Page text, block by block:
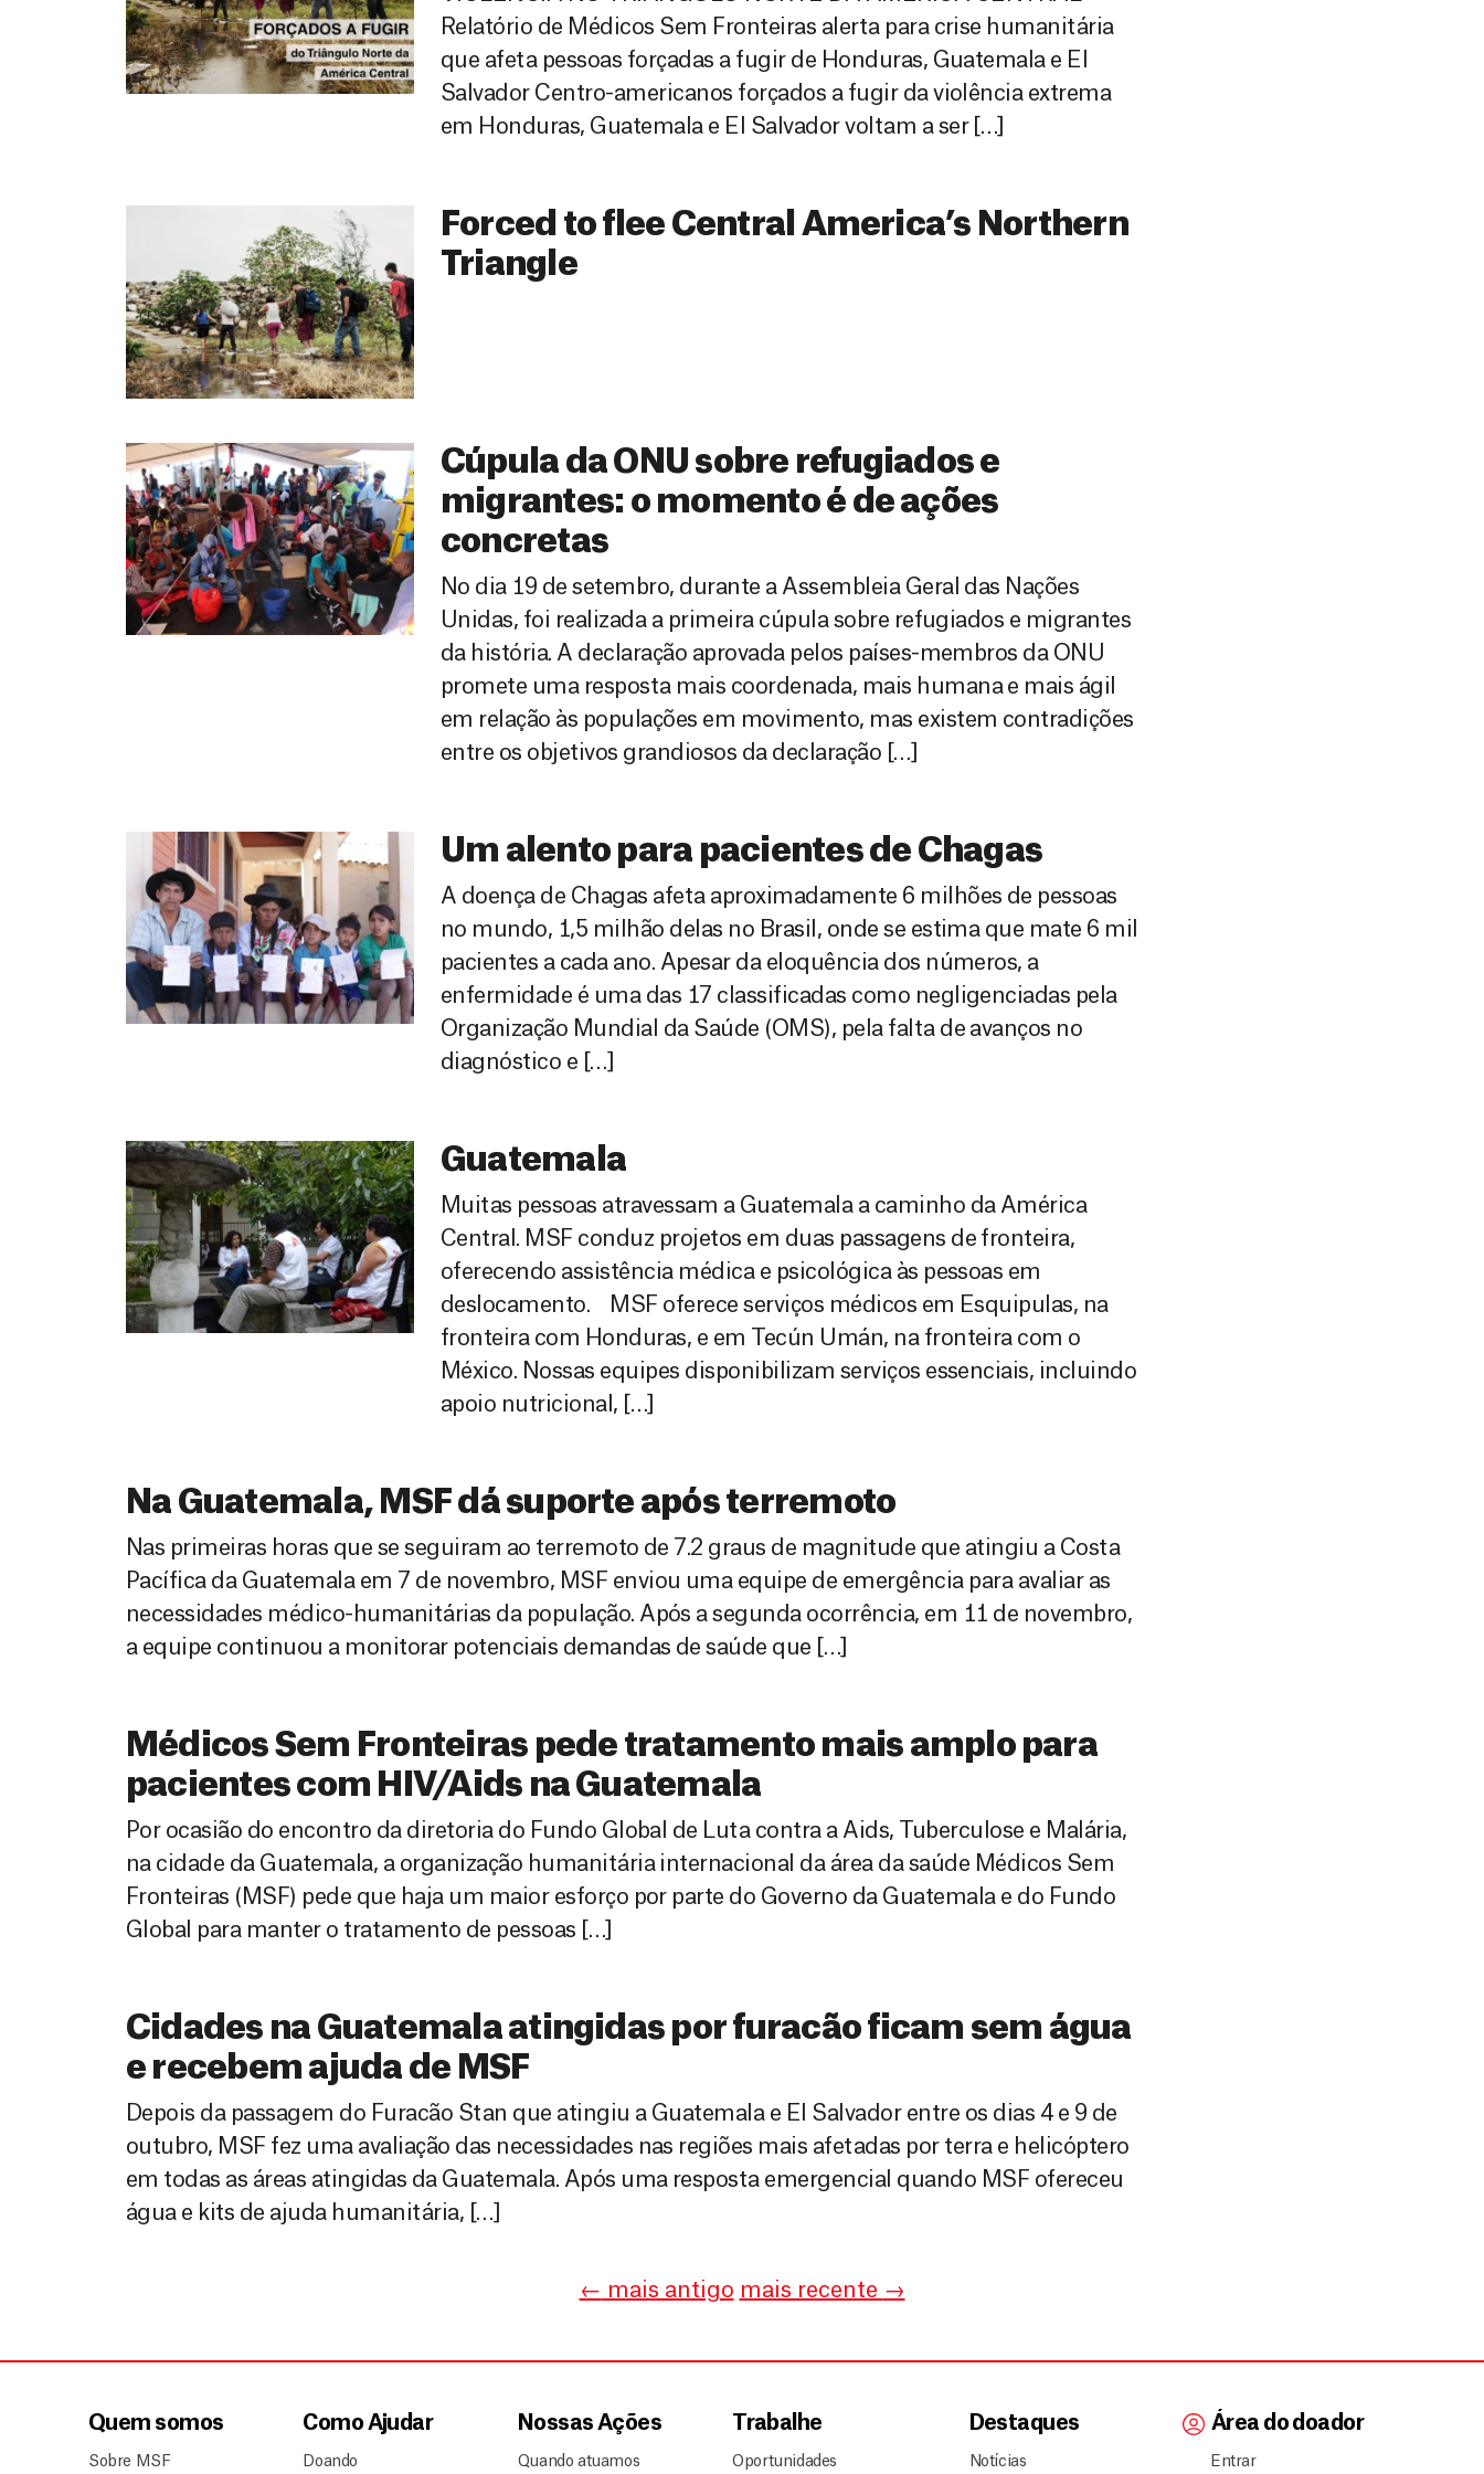
Relatório de Médicos Sem Fronteiras alerta para crise humanitária
que afeta pessoas forçadas a fugir de Honduras, Guatemala e El
Salvador Centro-americanos forçados a fugir da violência extrema
em Honduras, Guatemala e El Salvador voltam a ser […]
Forced to flee Central America’s Northern
Triangle
Cúpula da ONU sobre refugiados e
migrantes: o momento é de ações
concretas
No dia 19 de setembro, durante a Assembleia Geral das Nações
Unidas, foi realizada a primeira cúpula sobre refugiados e migrantes
da história. A declaração aprovada pelos países-membros da ONU
promete uma resposta mais coordenada, mais humana e mais ágil
em relação às populações em movimento, mas existem contradições
entre os objetivos grandiosos da declaração […]
Um alento para pacientes de Chagas
A doença de Chagas afeta aproximadamente 6 milhões de pessoas
no mundo, 1,5 milhão delas no Brasil, onde se estima que mate 6 mil
pacientes a cada ano. Apesar da eloquência dos números, a
enfermidade é uma das 17 classificadas como negligenciadas pela
Organização Mundial da Saúde (OMS), pela falta de avanços no
diagnóstico e […]
Guatemala
Muitas pessoas atravessam a Guatemala a caminho da América
Central. MSF conduz projetos em duas passagens de fronteira,
oferecendo assistência médica e psicológica às pessoas em
deslocamento. MSF oferece serviços médicos em Esquipulas, na
fronteira com Honduras, e em Tecún Umán, na fronteira com o
México. Nossas equipes disponibilizam serviços essenciais, incluindo
apoio nutricional, […]
Na Guatemala, MSF dá suporte após terremoto
Nas primeiras horas que se seguiram ao terremoto de 7.2 graus de magnitude que atingiu a Costa
Pacífica da Guatemala em 7 de novembro, MSF enviou uma equipe de emergência para avaliar as
necessidades médico-humanitárias da população. Após a segunda ocorrência, em 11 de novembro,
a equipe continuou a monitorar potenciais demandas de saúde que […]
Médicos Sem Fronteiras pede tratamento mais amplo para
pacientes com HIV/Aids na Guatemala
Por ocasião do encontro da diretoria do Fundo Global de Luta contra a Aids, Tuberculose e Malária,
na cidade da Guatemala, a organização humanitária internacional da área da saúde Médicos Sem
Fronteiras (MSF) pede que haja um maior esforço por parte do Governo da Guatemala e do Fundo
Global para manter o tratamento de pessoas […]
Cidades na Guatemala atingidas por furacão ficam sem água
e recebem ajuda de MSF
Depois da passagem do Furacão Stan que atingiu a Guatemala e El Salvador entre os dias 4 e 9 de
outubro, MSF fez uma avaliação das necessidades nas regiões mais afetadas por terra e helicóptero
em todas as áreas atingidas da Guatemala. Após uma resposta emergencial quando MSF ofereceu
água e kits de ajuda humanitária, […]
← mais antigo mais recente →
Quem somos
Sobre MSF
Como Ajudar
Doando
Nossas Ações
Quando atuamos
Trabalhe
Oportunidades
Destaques
Notícias
Área do doador
Entrar